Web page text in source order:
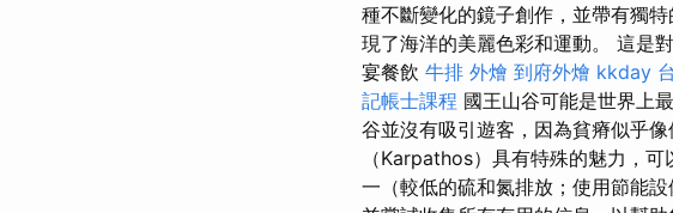
種不斷變化的鏡子創作，並帶有獨
現了海洋的美麗色彩和運動。 這是
宴餐飲 牛排 外燴 到府外燴 kkday
記帳士課程 國王山谷可能是世界上
谷並沒有吸引遊客，因為貧瘠似乎像
（Karpathos）具有特殊的魅力，
一（較低的硫和氮排放；使用節能